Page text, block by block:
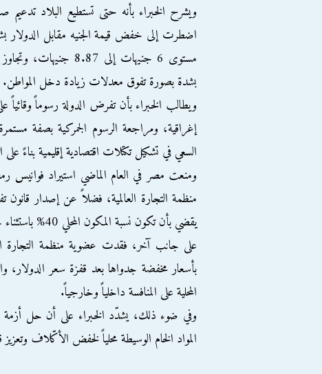
ويشرح الخبراء بأنه حتى تستطيع البلاد تدعيم
بشدة بصورة تفوق معدلات زيادة دخل المواطن.
ويطالب الخبراء بأن تفرض الدولة رسوماً وقائياً
إغراقية، ومراجعة الرسوم الجمركية بصفة
السعي في تشكيل تكتلات اقتصادية إقليمية بناءً على
ومنعت مصر في العام الماضي استيراد فوانيس
منظمة التجارة العالمية، فضلاً عن إصدار قانون
يقضي بأن تكون نسبة المكون المحلي 40% باستثناء حالات المصلحة العامة أو الأمن القومي.
على جانب آخر، فقدت عضوية منظمة التجارة
بأسعار مخفضة جدواها بعد قفزة سعر
المحلية على المنافسة داخلياً وخارجياً.
وفي ضوء ذلك، يشدّد الخبراء على أن حل أزمة
المواد الخام الوسيطة محلياً لخفض الأكّلاف وتعزيز